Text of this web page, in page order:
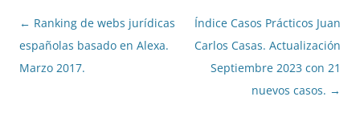
Navegación
de
entradas
← Ranking de webs jurídicas
españolas basado en Alexa.
Marzo 2017.
Índice Casos Prácticos Juan
Carlos Casas. Actualización
Septiembre 2023 con 21
nuevos casos. →